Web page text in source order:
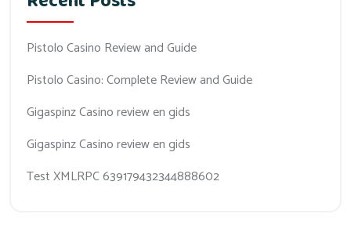
Pistolo Casino Review and Guide
Pistolo Casino: Complete Review and Guide
Gigaspinz Casino review en gids
Gigaspinz Casino review en gids
Test XMLRPC 639179432344888602